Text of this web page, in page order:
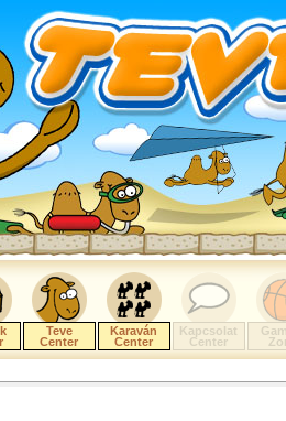
Teve
Center
Karaván
Center
Kapcsolat
Center